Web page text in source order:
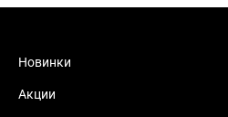
Новинки
Акции